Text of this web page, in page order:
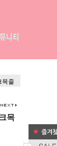
목줄
목